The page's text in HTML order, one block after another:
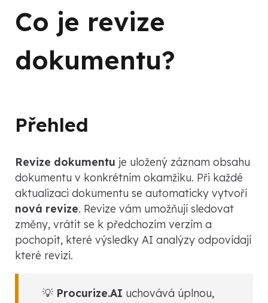
Co je revize
dokumentu?
Přehled
Revize dokumentu je uložený záznam obsahu
dokumentu v konkrétním okamžiku. Při každé
aktualizaci dokumentu se automaticky vytvoří
nová revize. Revize vám umožňují sledovat
změny, vrátit se k předchozím verzím a
pochopit, které výsledky AI analýzy odpovídají
které revizi.
💡 Procurize.AI uchovává úplnou,